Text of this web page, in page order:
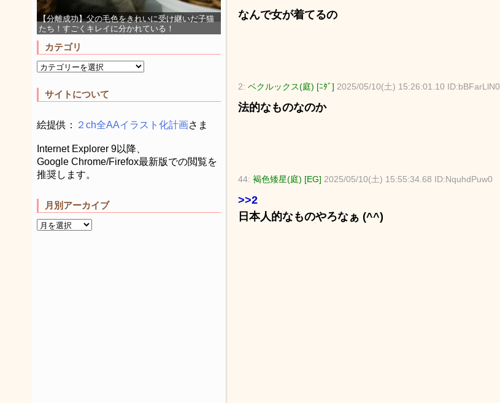
【分離成功】父の毛色をきれいに受け継いだ子猫
たち！すごくキレイに分かれている！
カテゴリ
サイトについて
絵提供： ２ch全AAイラスト化計画さま
Internet Explorer 9以降、
Google Chrome/Firefox最新版での閲覧を
推奨します。
月別アーカイブ
なんで女が着てるの
2: ベクルックス(庭) [ﾆﾀﾞ] 2025/05/10(土) 15:26:01.10 ID:bBFarLlN0
法的なものなのか
44: 褐色矮星(庭) [EG] 2025/05/10(土) 15:55:34.68 ID:NquhdPuw0
>>2
日本人的なものやろなぁ (^^)